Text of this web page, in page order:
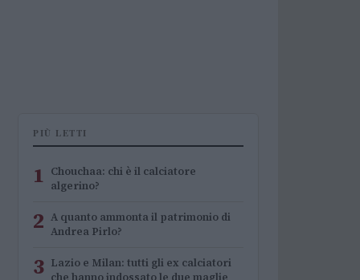
PIÙ LETTI
1 Chouchaa: chi è il calciatore
algerino?
2 A quanto ammonta il patrimonio di
Andrea Pirlo?
3 Lazio e Milan: tutti gli ex calciatori
che hanno indossato le due maglie